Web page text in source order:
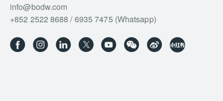
info@bodw.com
+852 2522 8688 / 6935 7475 (Whatsapp)